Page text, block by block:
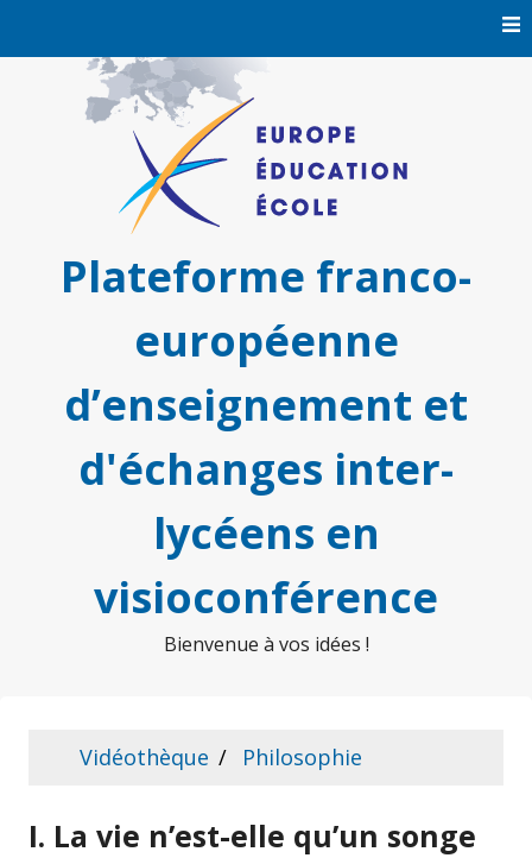
Plateforme franco-
européenne
d’enseignement et
d'échanges inter-
lycéens en
visioconférence
Bienvenue à vos idées !
Vidéothèque Philosophie
I. La vie n’est-elle qu’un songe